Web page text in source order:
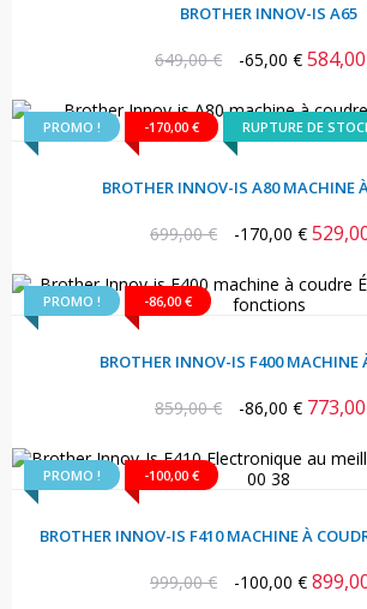
BROTHER INNOV-IS A65
Prix
649,00 € -65,00 € Prix
PROMO ! -170,00 € RUPTURE DE
BROTHER INNOV-IS A80 MACHINE
Prix
699,00 € -170,00 € Prix
PROMO ! -86,00 €
BROTHER INNOV-IS F400 MACHINE
Prix
859,00 € -86,00 € Prix
PROMO ! -100,00 €
BROTHER INNOV-IS F410 MACHINE À
Prix
999,00 € -100,00 € Prix